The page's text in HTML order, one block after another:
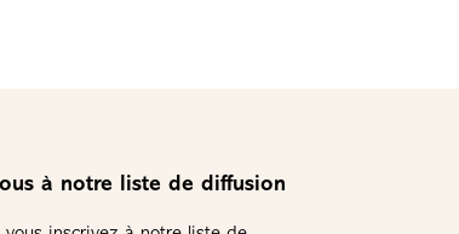
à notre liste de diffusion